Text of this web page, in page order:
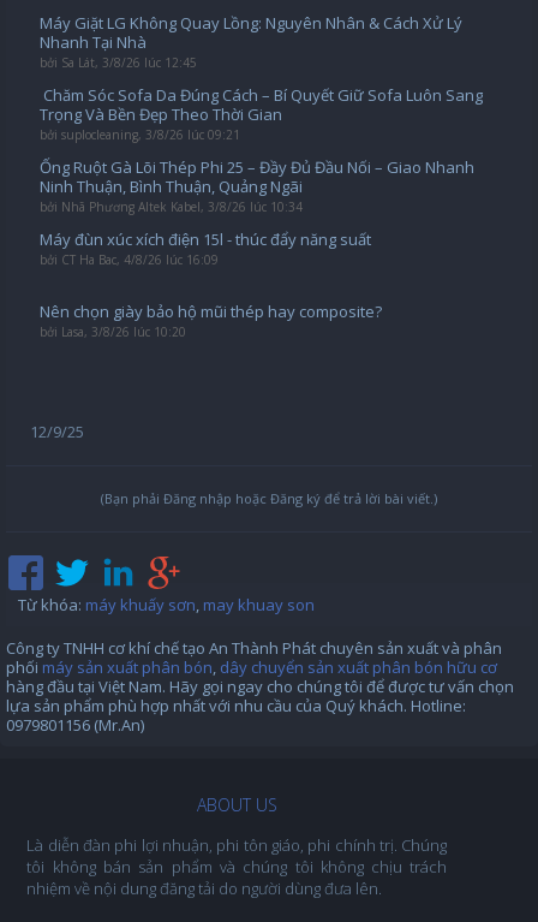
Máy Giặt LG Không Quay Lồng: Nguyên Nhân & Cách Xử Lý
Nhanh Tại Nhà
bởi Sa Lát, 3/8/26 lúc 12:45
️ Chăm Sóc Sofa Da Đúng Cách – Bí Quyết Giữ Sofa Luôn Sang
Trọng Và Bền Đẹp Theo Thời Gian
bởi suplocleaning, 3/8/26 lúc 09:21
Ống Ruột Gà Lõi Thép Phi 25 – Đầy Đủ Đầu Nối – Giao Nhanh
Ninh Thuận, Bình Thuận, Quảng Ngãi
bởi Nhã Phương Altek Kabel, 3/8/26 lúc 10:34
Máy đùn xúc xích điện 15l - thúc đẩy năng suất
bởi CT Ha Bac, 4/8/26 lúc 16:09
Nên chọn giày bảo hộ mũi thép hay composite?
bởi Lasa, 3/8/26 lúc 10:20
12/9/25
(Bạn phải Đăng nhập hoặc Đăng ký để trả lời bài viết.)
Từ khóa: máy khuấy sơn, may khuay son
Công ty TNHH cơ khí chế tạo An Thành Phát chuyên sản xuất và phân
phối máy sản xuất phân bón, dây chuyển sản xuất phân bón hữu cơ
hàng đầu tại Việt Nam. Hãy gọi ngay cho chúng tôi để được tư vấn chọn
lựa sản phẩm phù hợp nhất với nhu cầu của Quý khách. Hotline:
0979801156 (Mr.An)
ABOUT US
Là diễn đàn phi lợi nhuận, phi tôn giáo, phi chính trị. Chúng
tôi không bán sản phẩm và chúng tôi không chịu trách
nhiệm về nội dung đăng tải do người dùng đưa lên.